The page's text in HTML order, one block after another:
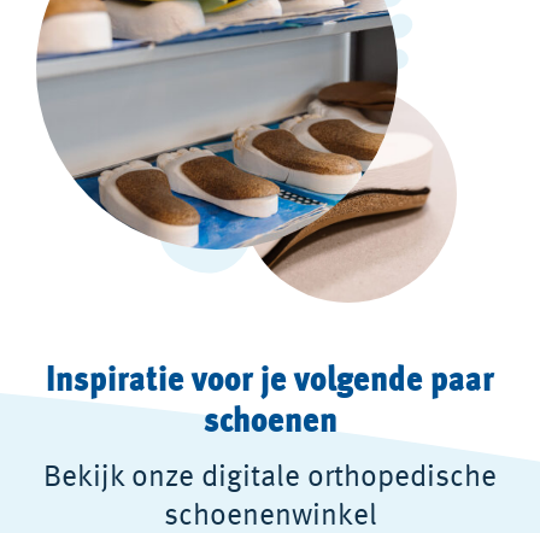
Inspiratie voor je volgende paar
schoenen
Bekijk onze digitale orthopedische
schoenenwinkel